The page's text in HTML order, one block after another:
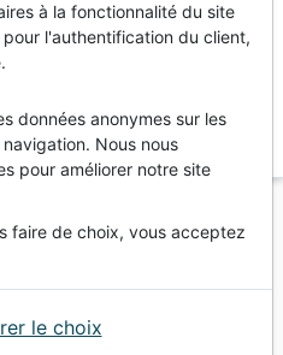
de nouvelle commande
States).
biographies
à la fonctionnalité du site
l'authentification du client,
données anonymes sur les
Nous nous
pour améliorer notre site
faire de choix, vous acceptez
le choix